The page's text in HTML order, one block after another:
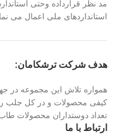
مد نظر قرارداده وحتی
استانداردهای ملی اعمال می
هدف شرکت ترشکامان:
همواره تلاش این مجموعه در
کیفی محصولات و در کل جلب
تعداد دوستداران محصولات
ارتباط با ما